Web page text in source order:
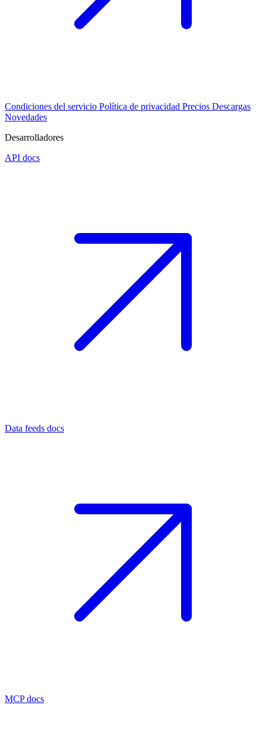
Condiciones del servicio Política de privacidad Precios Descargas
Novedades
Desarrolladores
API docs
Data feeds docs
MCP docs